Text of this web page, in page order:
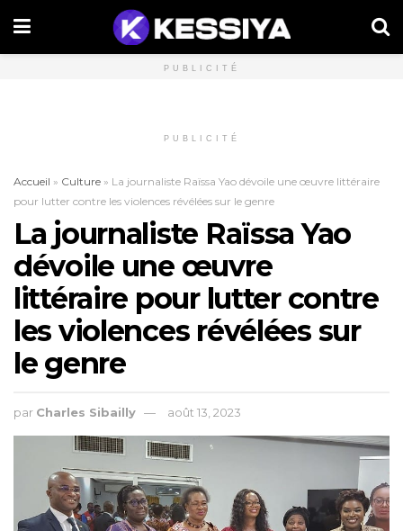
PUBLICITÉ
PUBLICITÉ
Accueil » Culture » La journaliste Raïssa Yao dévoile une œuvre littéraire
pour lutter contre les violences révélées sur le genre
La journaliste Raïssa Yao
dévoile une œuvre
littéraire pour lutter contre
les violences révélées sur
le genre
par Charles Sibailly août 13, 2023